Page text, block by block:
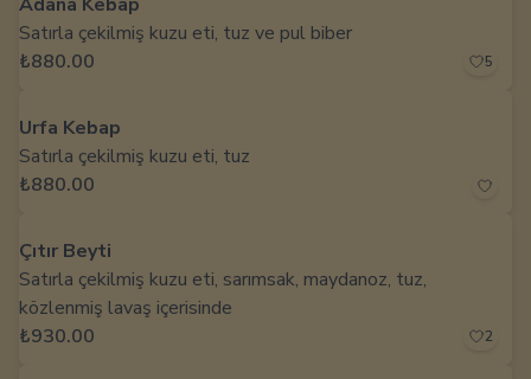
Satırla çekilmiş kuzu eti, tuz ve pul biber
₺880.00
5
Urfa Kebap
Satırla çekilmiş kuzu eti, tuz
₺880.00
Çıtır Beyti
Satırla çekilmiş kuzu eti, sarımsak, maydanoz, tuz,
közlenmiş lavaş içerisinde
₺930.00
2